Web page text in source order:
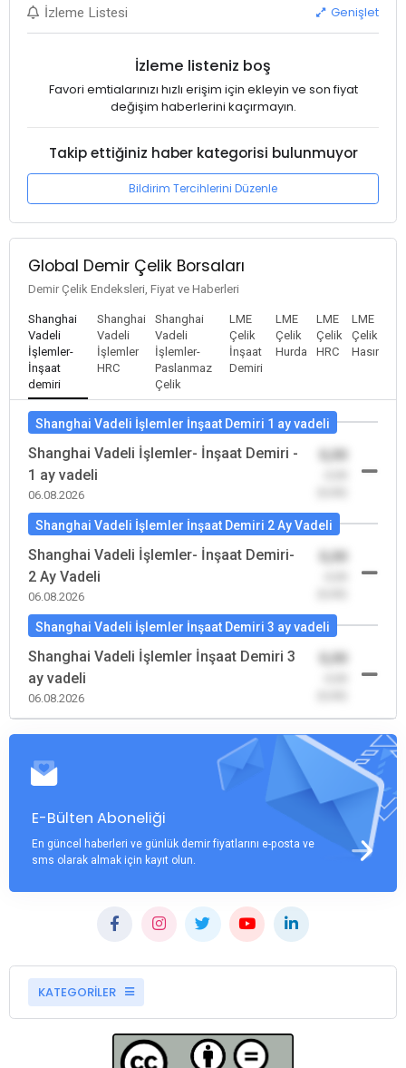
İzleme Listesi Genişlet
İzleme listeniz boş
Favori emtialarınızı hızlı erişim için ekleyin ve son fiyat
değişim haberlerini kaçırmayın.
Takip ettiğiniz haber kategorisi bulunmuyor
Bildirim Tercihlerini Düzenle
Global Demir Çelik Borsaları
Demir Çelik Endeksleri, Fiyat ve Haberleri
Shanghai
Vadeli
İşlemler-
İnşaat
demiri
Shanghai
Vadeli
İşlemler
HRC
Shanghai
Vadeli
İşlemler-
Paslanmaz
Çelik
LME
Çelik
İnşaat
Demiri
LME
Çelik
Hurda
LME
Çelik
HRC
LME
Çelik
Hasır
Shanghai Vadeli İşlemler İnşaat Demiri 1 ay vadeli
Shanghai Vadeli İşlemler- İnşaat Demiri -
1 ay vadeli
06.08.2026
0,00
Shanghai Vadeli İşlemler İnşaat Demiri 2 Ay Vadeli
Shanghai Vadeli İşlemler- İnşaat Demiri-
2 Ay Vadeli
06.08.2026
0,00
Shanghai Vadeli İşlemler İnşaat Demiri 3 ay vadeli
Shanghai Vadeli İşlemler İnşaat Demiri 3
ay vadeli
06.08.2026
0,00
E-Bülten Aboneliği
En güncel haberleri ve günlük demir fiyatlarını e-posta ve
sms olarak almak için kayıt olun.
KATEGORİLER